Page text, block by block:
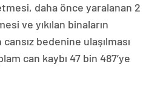
daha önce yaralanan 2
ve yıkılan binaların
bedenine ulaşılması
can kaybı 47 bin 487’ye